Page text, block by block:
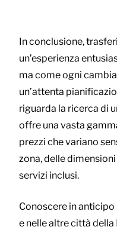
In conclusione,
un’esperienza
ma come ogni
un’attenta
riguarda la ricerca di
offre una vasta
prezzi che variano
zona, delle
servizi inclusi.
Conoscere in
e nelle altre città